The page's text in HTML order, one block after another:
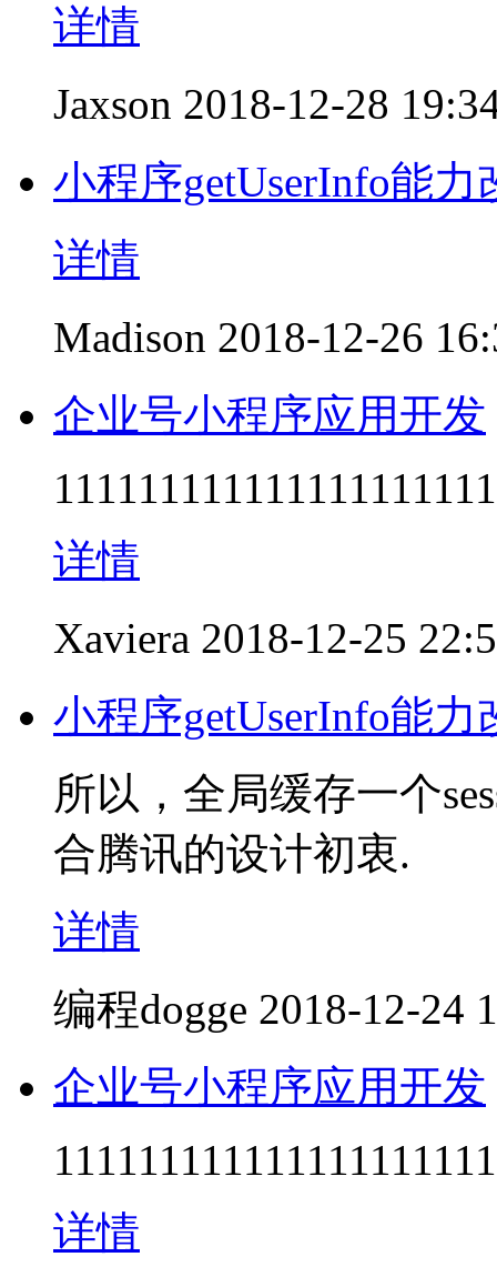
详情
Jaxson 2018-12-28
小程序getUserInfo能力
详情
Madison 2018-12-26
企业号小程序应用开发
详情
Xaviera 2018-12-25
小程序getUserInfo能力
所以，全局缓存一个
合腾讯的设计初衷.
详情
编程dogge 2018-12-24
企业号小程序应用开发
111111111111111111111
详情